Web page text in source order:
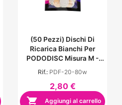
(50 Pezzi) Dischi Di
Ricarica Bianchi Per
PODODISC Misura M -
Rif.: PDF-20-80w
2,80 €
 Aggiungi al carrello